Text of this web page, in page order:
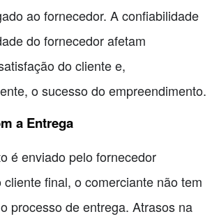
ao fornecedor. A confiabilidade
do fornecedor afetam
do cliente e,
o sucesso do empreendimento.
a Entrega
é enviado pelo fornecedor
final, o comerciante não tem
processo de entrega. Atrasos na